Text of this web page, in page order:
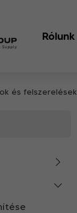
Rólunk
és felszerelések